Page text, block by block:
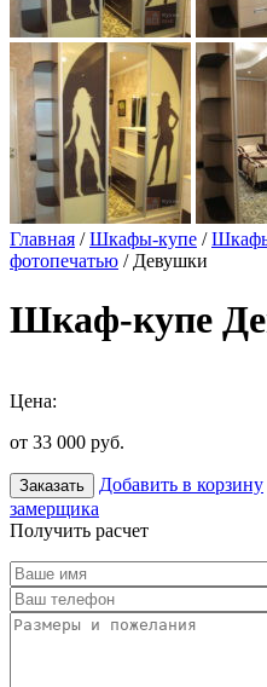
Главная /Шкафы-купе /
фотопечатью / Девушки
Шкаф-купе
Цена:
от 33 000 руб.
Заказать Добавить в корзину
замерщика
Получить расчет